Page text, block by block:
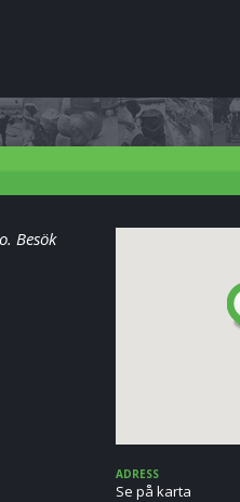
Besök
ADRESS
Se på karta